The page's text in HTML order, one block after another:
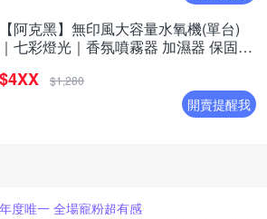
【阿克黑】無印風大容量水氧機(單台)
｜七彩燈光｜香氛噴霧器 加濕器 保固一
$4XX $1,280
開賣提醒我
年度唯一 全場寵粉超有感